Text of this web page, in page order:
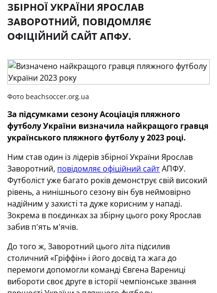
ЗБІРНОЇ УКРАЇНИ ЯРОСЛАВ
ЗАВОРОТНИЙ, ПОВІДОМЛЯЄ
ОФІЦІЙНИЙ САЙТ АПФУ.
Фото beachsoccer.org.ua
За підсумками сезону Асоціація пляжного
футболу України визначила найкращого гравця
українського пляжного футболу у 2023 році.
Ним став один із лідерів збірної України Ярослав
Заворотний, повідомляє офіційний сайтАПФУ.
Футболіст уже багато років демонструє свій високий
рівень, а нинішнього сезону він був неймовірно
надійним у захисті та дуже корисним у нападі.
Зокрема в поєдинках за збірну цього року Ярослав
забив п'ять м'ячів.
До того ж, Заворотний цього літа підсилив
столичний «Гріффін» і його досвід та жага до
перемоги допомогли команді Євгена Варениці
вибороти своє друге в історії чемпіонське звання